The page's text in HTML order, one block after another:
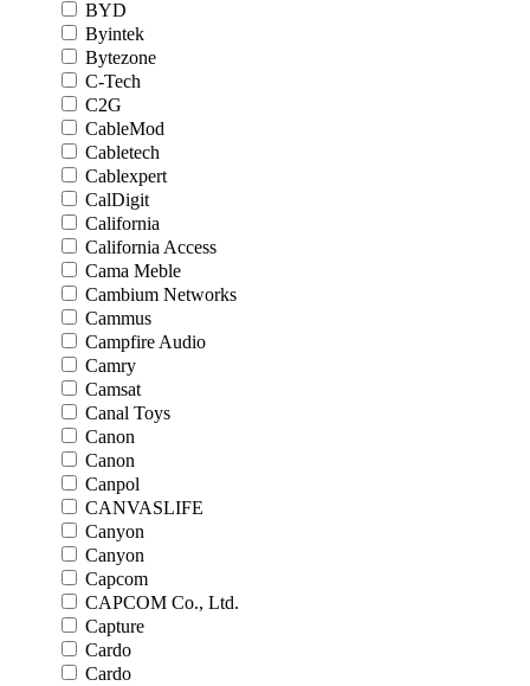
BYD
Byintek
Bytezone
C-Tech
C2G
CableMod
Cabletech
Cablexpert
CalDigit
California
California Access
Cama Meble
Cambium Networks
Cammus
Campfire Audio
Camry
Camsat
Canal Toys
Canon
Canon
Canpol
CANVASLIFE
Canyon
Canyon
Capcom
CAPCOM Co., Ltd.
Capture
Cardo
Cardo